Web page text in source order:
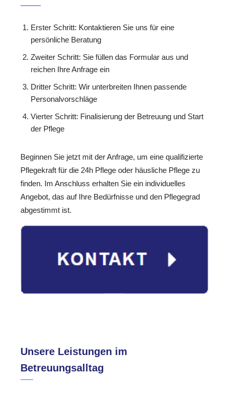
Erster Schritt: Kontaktieren Sie uns für eine
persönliche Beratung
Zweiter Schritt: Sie füllen das Formular aus und
reichen Ihre Anfrage ein
Dritter Schritt: Wir unterbreiten Ihnen passende
Personalvorschläge
Vierter Schritt: Finalisierung der Betreuung und Start
der Pflege
Beginnen Sie jetzt mit der Anfrage, um eine qualifizierte
Pflegekraft für die 24h Pflege oder häusliche Pflege zu
finden. Im Anschluss erhalten Sie ein individuelles
Angebot, das auf Ihre Bedürfnisse und den Pflegegrad
abgestimmt ist.
Unsere Leistungen im
Betreuungsalltag